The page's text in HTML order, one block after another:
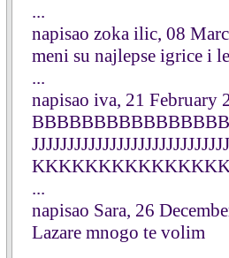
...
napisao zoka ilic, 08
meni su najlepse igrice i
...
napisao iva, 21 February
...
napisao Sara, 26
Lazare mnogo te volim